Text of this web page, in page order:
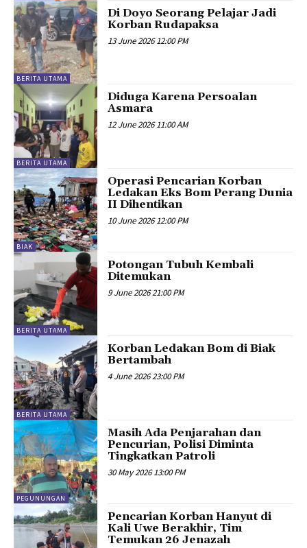
BERITA UTAMA
Di Doyo Seorang Pelajar Jadi
Korban Rudapaksa
13 June 2026 12:00 PM
BERITA UTAMA
Diduga Karena Persoalan
Asmara
12 June 2026 11:00 AM
BIAK
Operasi Pencarian Korban
Ledakan Eks Bom Perang Dunia
II Dihentikan
10 June 2026 12:00 PM
BERITA UTAMA
Potongan Tubuh Kembali
Ditemukan
9 June 2026 21:00 PM
BERITA UTAMA
Korban Ledakan Bom di Biak
Bertambah
4 June 2026 23:00 PM
PEGUNUNGAN
Masih Ada Penjarahan dan
Pencurian, Polisi Diminta
Tingkatkan Patroli
30 May 2026 13:00 PM
Pencarian Korban Hanyut di
Kali Uwe Berakhir, Tim
Temukan 26 Jenazah